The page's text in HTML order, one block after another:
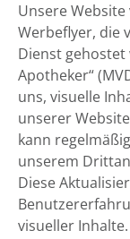
Unsere
Werbeflyer, die
Dienst
Apotheker“
uns, visuelle
unserer
kann
unserem
Diese
visueller